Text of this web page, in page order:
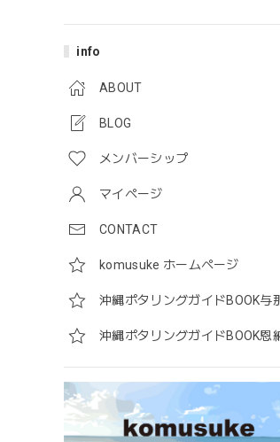
info
ABOUT
BLOG
メンバーシップ
マイページ
CONTACT
komusuke ホームページ
沖縄ポタリングガイドBOOK与
沖縄ポタリングガイドBOOK恩